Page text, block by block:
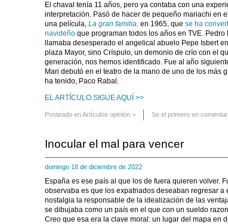
El chaval tenía 11 años, pero ya contaba con una
interpretación. Pasó de hacer de pequeño mariachi en
una película, La gran familia, en 1965, que se ha
navideño que programan todos los años en TVE.
llamaba desesperado el angelical abuelo Pepe Isbert
plaza Mayor, sino Críspulo, un demonio de crío con el
generación, nos hemos identificado. Fue al año
Mari debutó en el teatro de la mano de uno de los más
ha tenido, Paco Rabal.
EL ARTÍCULO SIGUE AQUÍ >>
Posteado enArtículos opinión > Se el primero en
Inocular el mal para vencer
domingo 18 de diciembre de 2022
España es ese país al que los de fuera quieren volver.
observaba es que los expatriados deseaban regresar a
nostalgia la responsable de la idealización de las
se dibujaba como un país en el que con un sueldo
Creo que esa era la clave moral: un lugar del mapa en